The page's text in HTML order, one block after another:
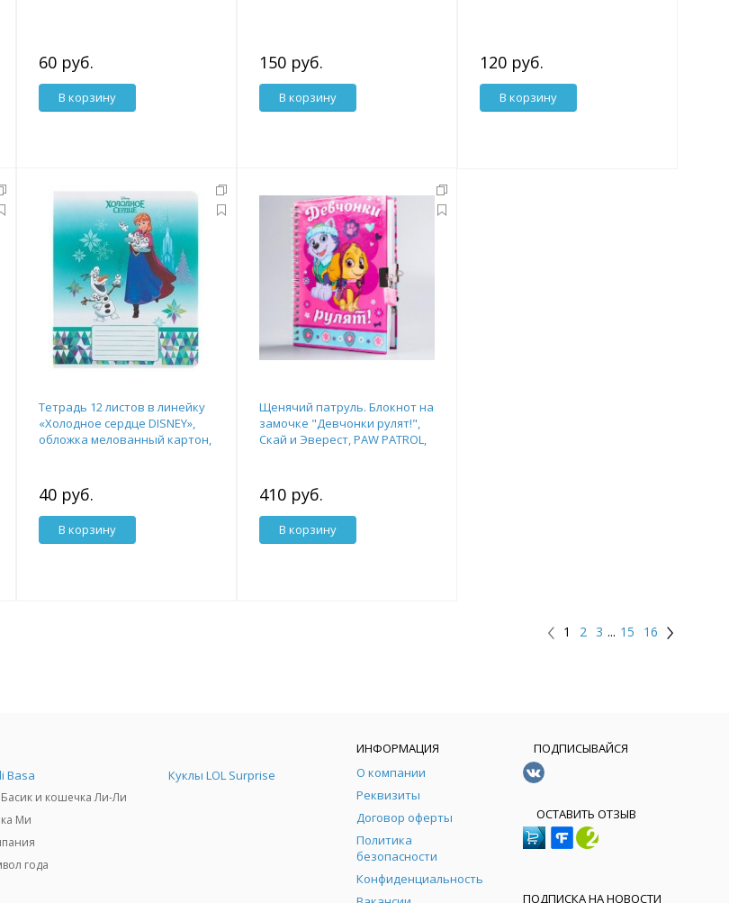
60 руб.
В корзину
150 руб.
В корзину
120 руб.
В корзину
Тетрадь 12 листов в линейку
«Холодное сердце DISNEY»,
обложка мелованный картон,
40 руб.
В корзину
Щенячий патруль. Блокнот на
замочке "Девчонки рулят!",
Скай и Эверест, PAW PATROL,
410 руб.
В корзину
1 2 3 ... 15 16
Basa
Басик и кошечка Ли-Ли
Ми
года
Куклы LOL Surprise
ИНФОРМАЦИЯ
О компании
Реквизиты
Договор оферты
Политика
безопасности
Конфиденциальность
ПОДПИСЫВАЙСЯ
ОСТАВИТЬ ОТЗЫВ
ПОДПИСКА НА НОВОСТИ